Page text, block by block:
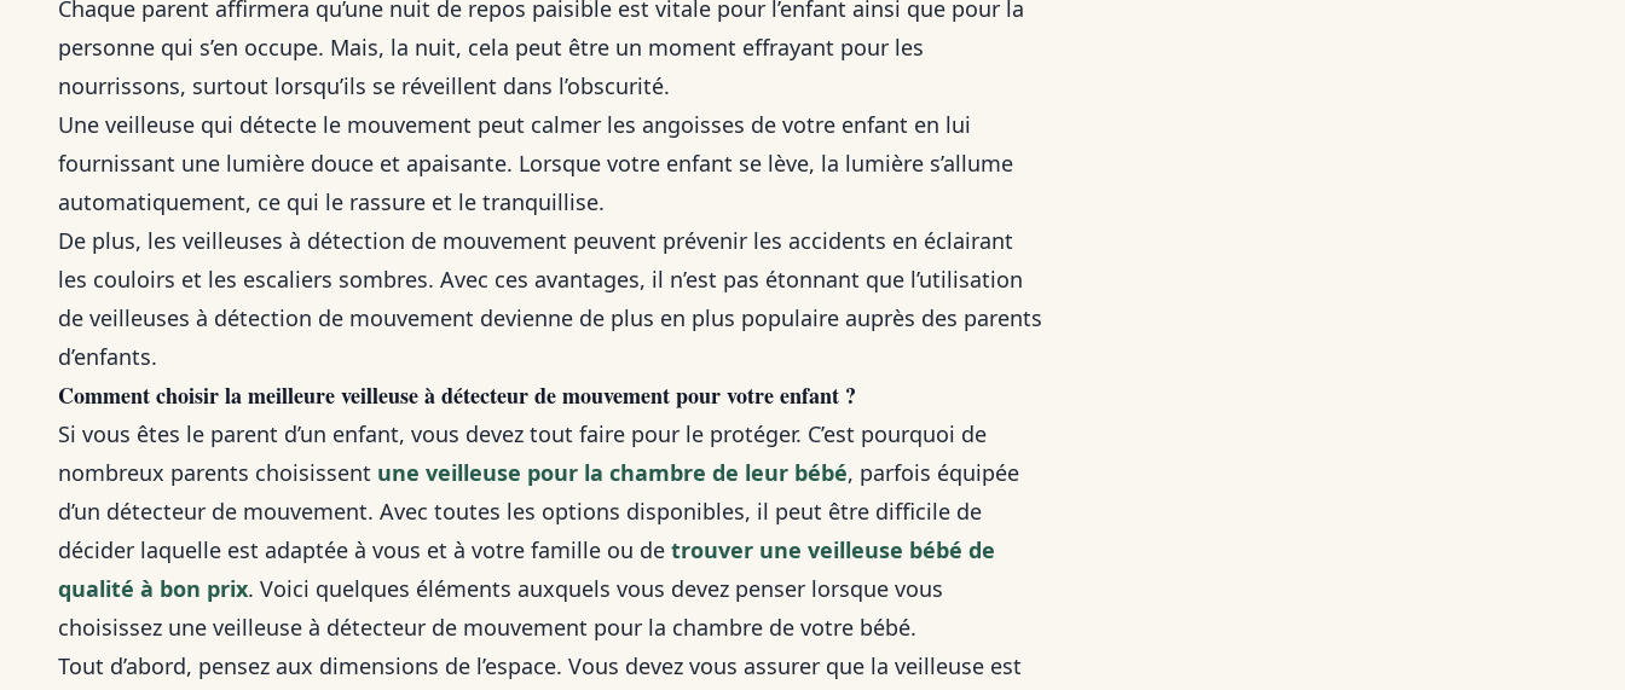
Chaque parent affirmera qu’une nuit de repos paisible est vitale pour l’enfant ainsi que pour la
personne qui s’en occupe. Mais, la nuit, cela peut être un moment effrayant pour les
nourrissons, surtout lorsqu’ils se réveillent dans l’obscurité.
Une veilleuse qui détecte le mouvement peut calmer les angoisses de votre enfant en lui
fournissant une lumière douce et apaisante. Lorsque votre enfant se lève, la lumière s’allume
automatiquement, ce qui le rassure et le tranquillise.
De plus, les veilleuses à détection de mouvement peuvent prévenir les accidents en éclairant
les couloirs et les escaliers sombres. Avec ces avantages, il n’est pas étonnant que l’utilisation
de veilleuses à détection de mouvement devienne de plus en plus populaire auprès des parents
d’enfants.
Comment choisir la meilleure veilleuse à détecteur de mouvement pour votre enfant ?
Si vous êtes le parent d’un enfant, vous devez tout faire pour le protéger. C’est pourquoi de
nombreux parents choisissent une veilleuse pour la chambre de leur bébé, parfois équipée
d’un détecteur de mouvement. Avec toutes les options disponibles, il peut être difficile de
décider laquelle est adaptée à vous et à votre famille ou de trouver une veilleuse bébé de
qualité à bon prix. Voici quelques éléments auxquels vous devez penser lorsque vous
choisissez une veilleuse à détecteur de mouvement pour la chambre de votre bébé.
Tout d’abord, pensez aux dimensions de l’espace. Vous devez vous assurer que la veilleuse est